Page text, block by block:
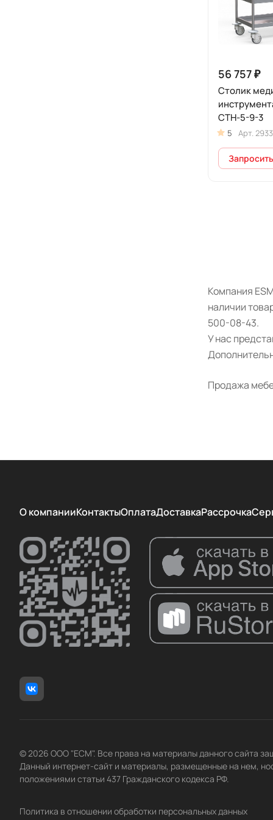
56 757 ₽
Столик
СТН-5-9-3
5 Арт. 2933
Компания
наличии
500-08-43.
У нас
Продажа
О компанииКонтактыОплатаДоставкаРассрочка
© 2026 ООО "ЕСМ". Все права на материалы данного сайта
Данный интернет-сайт и материалы, размещенные на нем,
положениями статьи 437 Гражданского кодекса РФ.
Политика в отношении обработки персональных данных